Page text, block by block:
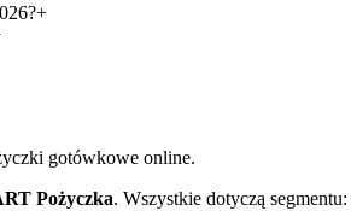
+
gotówkowe online.
Pożyczka. Wszystkie dotyczą segmentu: